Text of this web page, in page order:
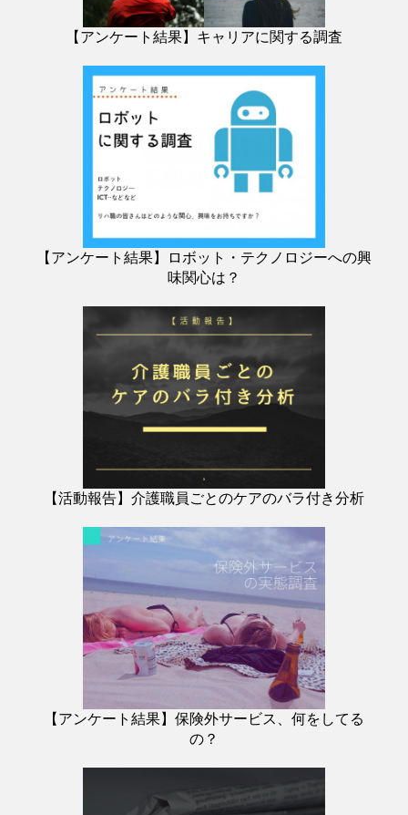
【アンケート結果】キャリアに関する調査
【アンケート結果】ロボット・テクノロジーへの興
味関心は？
【活動報告】介護職員ごとのケアのバラ付き分析
【アンケート結果】保険外サービス、何をしてる
の？